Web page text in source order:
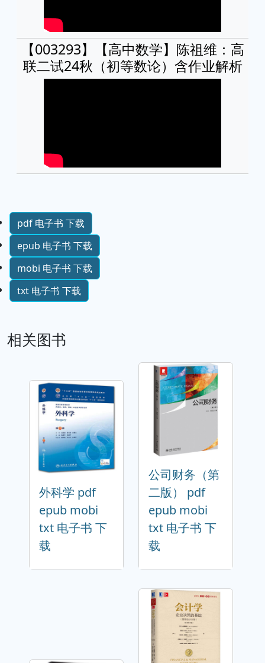
【003293】【高中数学】陈祖维：高
联二试24秋（初等数论）含作业解析
pdf 电子书 下载
epub 电子书 下载
mobi 电子书 下载
txt 电子书 下载
相关图书
外科学 pdf
epub mobi
txt 电子书 下
载
公司财务（第
二版） pdf
epub mobi
txt 电子书 下
载